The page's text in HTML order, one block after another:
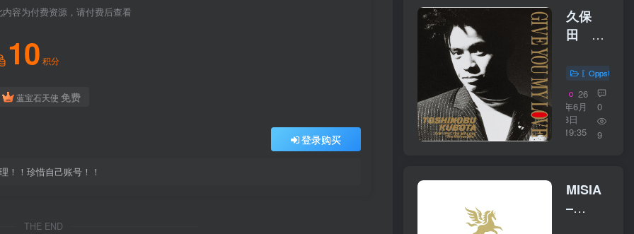
内容为付费资源，请付费后查看
10 积分
蓝宝石天使 免费
登录购买
！！珍惜自己账号！！
THE END
久保
田 利
GIVE
YOU
MY
LOVE【
日本区
〖OppsUplus
26
年6月
8日
19:35
0
9
MISIA
–